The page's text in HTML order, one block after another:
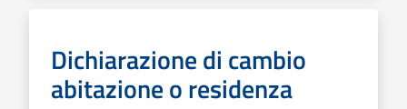
Dichiarazione di cambio
abitazione o residenza